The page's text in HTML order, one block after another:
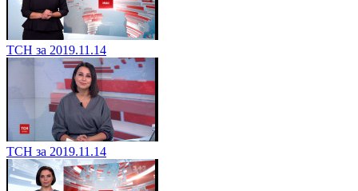
ТСН за 2019.11.14
ТСН за 2019.11.14